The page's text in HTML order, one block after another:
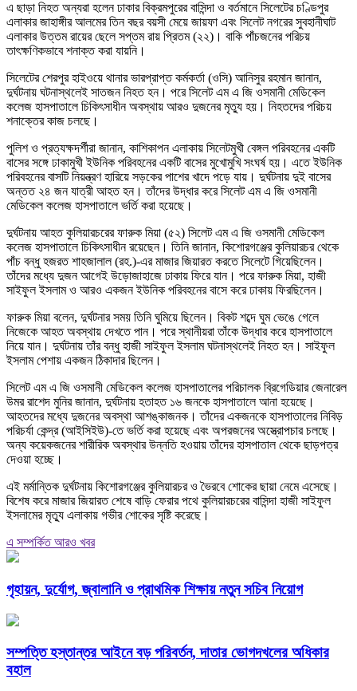
এ ছাড়া নিহত অন্যরা হলেন ঢাকার বিক্রমপুরের বাসিন্দা ও বর্তমানে সিলেটের চণ্ডিপুর
এলাকার জাহাঙ্গীর আলমের তিন বছর বয়সী মেয়ে জায়ফা এবং সিলেট নগরের সুবহানীঘাট
এলাকার উত্তম রায়ের ছেলে সপ্তম রায় প্রিতম (২২)। বাকি পাঁচজনের পরিচয়
তাৎক্ষণিকভাবে শনাক্ত করা যায়নি।
সিলেটের শেরপুর হাইওয়ে থানার ভারপ্রাপ্ত কর্মকর্তা (ওসি) আনিসুর রহমান জানান,
দুর্ঘটনায় ঘটনাস্থলেই সাতজন নিহত হন। পরে সিলেট এম এ জি ওসমানী মেডিকেল
কলেজ হাসপাতালে চিকিৎসাধীন অবস্থায় আরও দুজনের মৃত্যু হয়। নিহতদের পরিচয়
শনাক্তের কাজ চলছে।
পুলিশ ও প্রত্যক্ষদর্শীরা জানান, কাশিকাপন এলাকায় সিলেটমুখী বেঙ্গল পরিবহনের একটি
বাসের সঙ্গে ঢাকামুখী ইউনিক পরিবহনের একটি বাসের মুখোমুখি সংঘর্ষ হয়। এতে ইউনিক
পরিবহনের বাসটি নিয়ন্ত্রণ হারিয়ে সড়কের পাশের খাদে পড়ে যায়। দুর্ঘটনায় দুই বাসের
অন্তত ২৪ জন যাত্রী আহত হন। তাঁদের উদ্ধার করে সিলেট এম এ জি ওসমানী
মেডিকেল কলেজ হাসপাতালে ভর্তি করা হয়েছে।
দুর্ঘটনায় আহত কুলিয়ারচরের ফারুক মিয়া (৫২) সিলেট এম এ জি ওসমানী মেডিকেল
কলেজ হাসপাতালে চিকিৎসাধীন রয়েছেন। তিনি জানান, কিশোরগঞ্জের কুলিয়ারচর থেকে
পাঁচ বন্ধু হজরত শাহজালাল (রহ.)-এর মাজার জিয়ারত করতে সিলেটে গিয়েছিলেন।
তাঁদের মধ্যে দুজন আগেই উড়োজাহাজে ঢাকায় ফিরে যান। পরে ফারুক মিয়া, হাজী
সাইফুল ইসলাম ও আরও একজন ইউনিক পরিবহনের বাসে করে ঢাকায় ফিরছিলেন।
ফারুক মিয়া বলেন, দুর্ঘটনার সময় তিনি ঘুমিয়ে ছিলেন। বিকট শব্দে ঘুম ভেঙে গেলে
নিজেকে আহত অবস্থায় দেখতে পান। পরে স্থানীয়রা তাঁকে উদ্ধার করে হাসপাতালে
নিয়ে যান। দুর্ঘটনায় তাঁর বন্ধু হাজী সাইফুল ইসলাম ঘটনাস্থলেই নিহত হন। সাইফুল
ইসলাম পেশায় একজন ঠিকাদার ছিলেন।
সিলেট এম এ জি ওসমানী মেডিকেল কলেজ হাসপাতালের পরিচালক ব্রিগেডিয়ার জেনারেল
উমর রাশেদ মুনির জানান, দুর্ঘটনায় হতাহত ১৬ জনকে হাসপাতালে আনা হয়েছে।
আহতদের মধ্যে দুজনের অবস্থা আশঙ্কাজনক। তাঁদের একজনকে হাসপাতালের নিবিড়
পরিচর্যা কেন্দ্র (আইসিইউ)-তে ভর্তি করা হয়েছে এবং অপরজনের অস্ত্রোপচার চলছে।
অন্য কয়েকজনের শারীরিক অবস্থার উন্নতি হওয়ায় তাঁদের হাসপাতাল থেকে ছাড়পত্র
দেওয়া হচ্ছে।
এই মর্মান্তিক দুর্ঘটনায় কিশোরগঞ্জের কুলিয়ারচর ও ভৈরবে শোকের ছায়া নেমে এসেছে।
বিশেষ করে মাজার জিয়ারত শেষে বাড়ি ফেরার পথে কুলিয়ারচরের বাসিন্দা হাজী সাইফুল
ইসলামের মৃত্যু এলাকায় গভীর শোকের সৃষ্টি করেছে।
এ সম্পর্কিত আরও খবর
গৃহায়ন, দুর্যোগ, জ্বালানি ও প্রাথমিক শিক্ষায় নতুন সচিব নিয়োগ
সম্পত্তি হস্তান্তর আইনে বড় পরিবর্তন, দাতার ভোগদখলের অধিকার
বহাল